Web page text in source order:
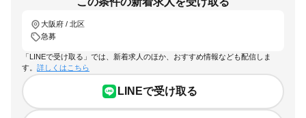
大阪府 / 北区
急募
「LINEで受け取る」では、新着求人のほか、おすすめ情報なども配信しま
す。 詳しくはこちら
LINEで受け取る